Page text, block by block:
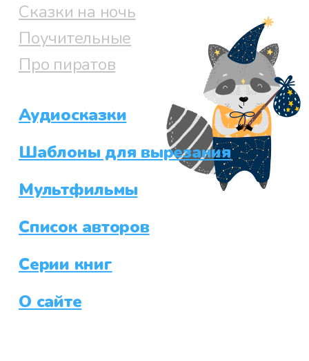
Сказки на ночь
Поучительные
Про пиратов
Аудиосказки
Шаблоны для вырезания
Мультфильмы
Список авторов
Серии книг
О сайте